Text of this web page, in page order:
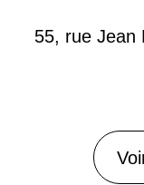
55, rue Jean